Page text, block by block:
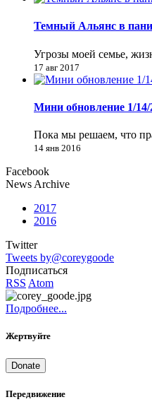
Темный Альянс в
Угрозы моей семье,
17 авг 2017
Мини обновление 1/14/
Пока мы решаем, что
14 янв 2016
Facebook
News Archive
2017
2016
Twitter
Tweets by@coreygoode
Подписаться
RSS Atom
Подробнее...
Жертвуйте
Donate
Передвижение